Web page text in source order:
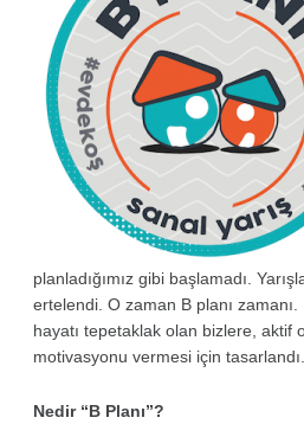
planladığımız gibi başlamadı.
ertelendi. O zaman B planı
hayatı tepetaklak olan bizlere, aktif
motivasyonu vermesi için tasarlandı.
Nedir “B Planı”?